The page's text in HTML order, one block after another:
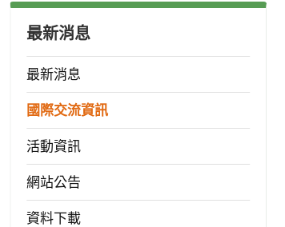
最新消息
最新消息
國際交流資訊
活動資訊
網站公告
資料下載